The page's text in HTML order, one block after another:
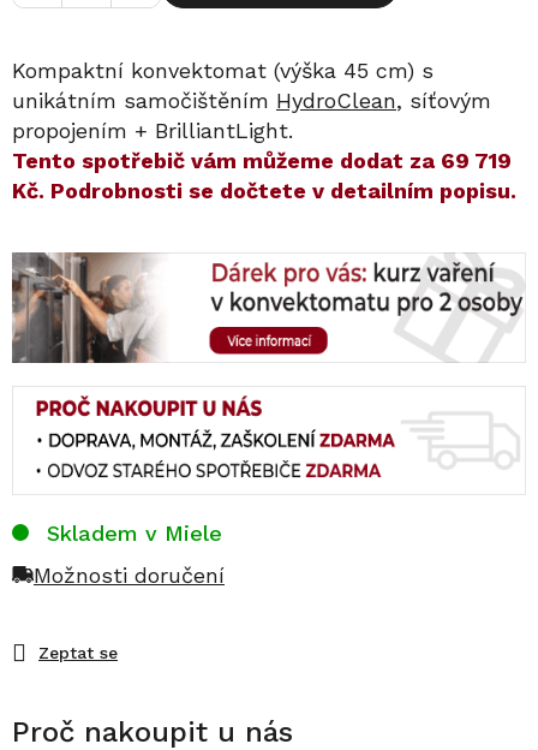
Kompaktní konvektomat (výška 45 cm) s
unikátním samočištěním HydroClean, síťovým
propojením + BrilliantLight.
​​Tento spotřebič vám můžeme dodat za 69 719
Kč. Podrobnosti se dočtete v detailním popisu.
Zeptat se
Skladem v Miele
Možnosti doručení
Proč nakoupit u nás